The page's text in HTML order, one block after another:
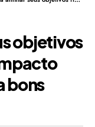
objetivos
bons